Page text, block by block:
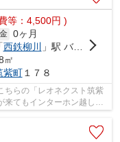
等：4,500円 )
0ヶ月
西鉄柳川
」駅 バス14分 「柳川病院前」 停歩3分
㎡
紫町１７８
ちらの「レオネクスト筑紫
来てもインターホン越しに